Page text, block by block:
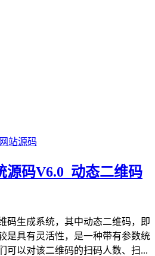
网站源码
源码V6.0_动态二维码
码生成系统，其中动态二维码，即
是具有灵活性，是一种带有参数统
可以对该二维码的扫码人数、扫...